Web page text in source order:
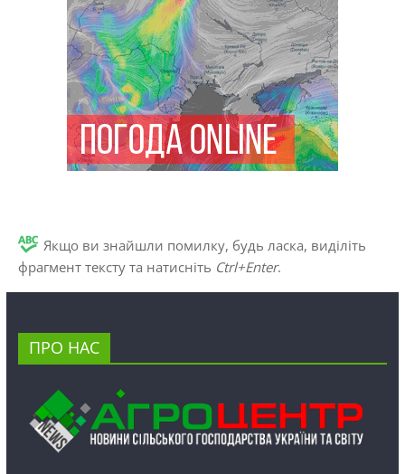
Якщо ви знайшли помилку, будь ласка, виділіть
фрагмент тексту та натисніть Ctrl+Enter.
ПРО НАС